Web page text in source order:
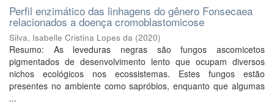
Perfil enzimático das linhagens do gênero Fonsecaea
relacionados a doença cromoblastomicose
Silva, Isabelle Cristina Lopes da (2020)
Resumo: As leveduras negras são fungos ascomicetos
pigmentados de desenvolvimento lento que ocupam diversos
nichos ecológicos nos ecossistemas. Estes fungos estão
presentes no ambiente como sapróbios, enquanto que algumas
...